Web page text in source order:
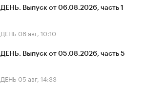
ДЕНЬ. Выпуск от 06.08.2026, часть 1
ДЕНЬ 06 авг, 10:10
ДЕНЬ. Выпуск от 05.08.2026, часть 5
ДЕНЬ 05 авг, 14:33